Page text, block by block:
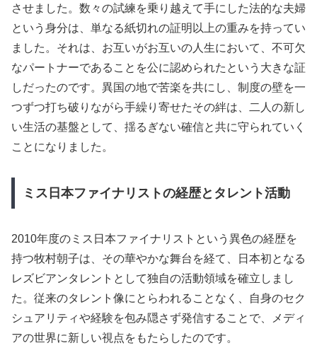
させました。数々の試練を乗り越えて手にした法的な夫婦
という身分は、単なる紙切れの証明以上の重みを持ってい
ました。それは、お互いがお互いの人生において、不可欠
なパートナーであることを公に認められたという大きな証
しだったのです。異国の地で苦楽を共にし、制度の壁を一
つずつ打ち破りながら手繰り寄せたその絆は、二人の新し
い生活の基盤として、揺るぎない確信と共に守られていく
ことになりました。
ミス日本ファイナリストの経歴とタレント活動
2010年度のミス日本ファイナリストという異色の経歴を
持つ牧村朝子は、その華やかな舞台を経て、日本初となる
レズビアンタレントとして独自の活動領域を確立しまし
た。従来のタレント像にとらわれることなく、自身のセク
シュアリティや経験を包み隠さず発信することで、メディ
アの世界に新しい視点をもたらしたのです。